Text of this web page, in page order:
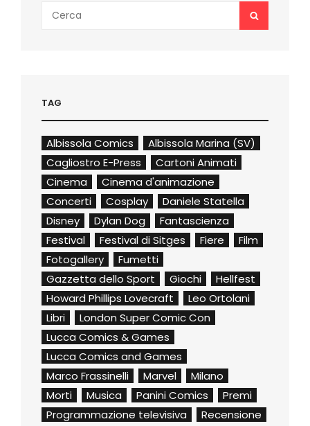
Search
for:
SEARCH
TAG
Albissola Comics
Albissola Marina (SV)
Cagliostro E-Press
Cartoni Animati
Cinema
Cinema d'animazione
Concerti
Cosplay
Daniele Statella
Disney
Dylan Dog
Fantascienza
Festival
Festival di Sitges Fiere
Film
Fotogallery
Fumetti
Gazzetta dello Sport
Giochi
Hellfest
Howard Phillips Lovecraft
Leo Ortolani
Libri
London Super Comic Con
Lucca Comics & Games
Lucca Comics and Games
Marco Frassinelli
Marvel
Milano
Morti
Musica Panini Comics
Premi
Programmazione televisiva
Recensione